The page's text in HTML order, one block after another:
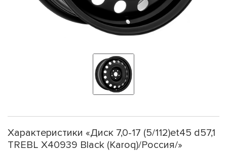
Характеристики «Диск 7,0-17 (5/112)et45 d57,1
TREBL X40939 Black (Karoq)/Россия/»